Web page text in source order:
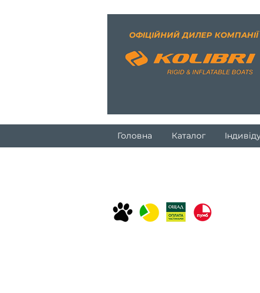
ОФІЦІЙНИЙ ДИЛЕР КОМПАНІЇ
Головна Каталог